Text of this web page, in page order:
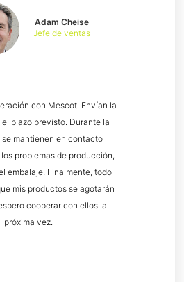
con Mescot. Envían la
plazo previsto. Durante la
mantienen en contacto
problemas de producción,
embalaje. Finalmente, todo
mis productos se agotarán
cooperar con ellos la
próxima vez.
Adam Cheise
Jefe de ventas